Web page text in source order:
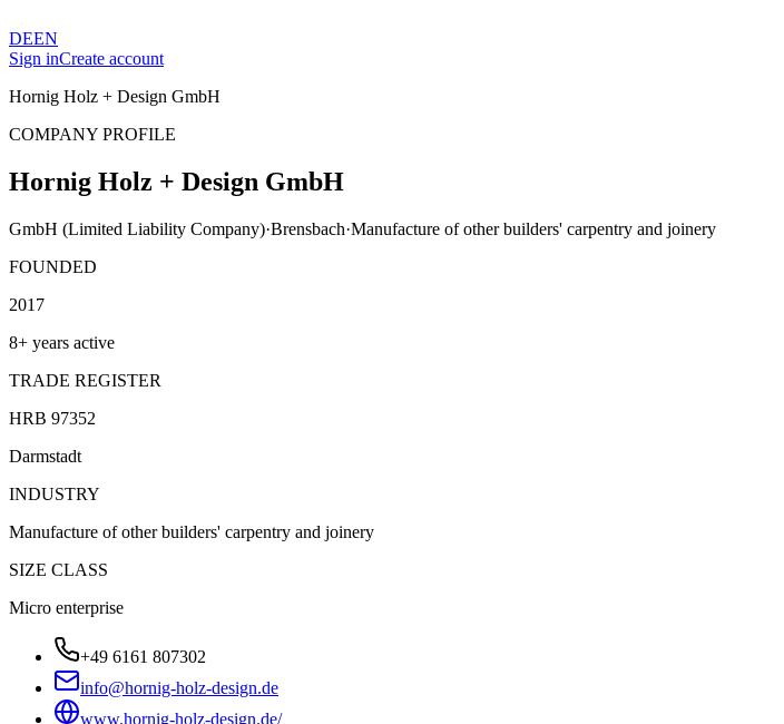
DEEN
Sign inCreate account
Hornig Holz + Design GmbH
COMPANY PROFILE
Hornig Holz + Design GmbH
GmbH (Limited Liability Company)·Brensbach·Manufacture of other builders' carpentry and joinery
FOUNDED
2017
8+ years active
TRADE REGISTER
HRB 97352
Darmstadt
INDUSTRY
Manufacture of other builders' carpentry and joinery
SIZE CLASS
Micro enterprise
+49 6161 807302
info@hornig-holz-design.de
www.hornig-holz-design.de/